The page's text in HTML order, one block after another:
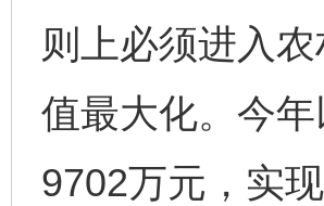
则上必须进入
值最大化。今
9702万元，实